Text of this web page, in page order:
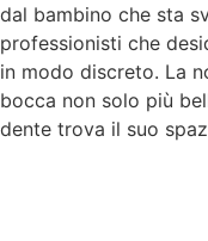
dal bambino che sta
professionisti che
in modo discreto. La
bocca non solo più
dente trova il suo